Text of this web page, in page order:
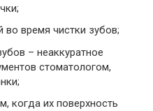
время чистки зубов;
– неаккуратное
стоматологом,
когда их поверхность